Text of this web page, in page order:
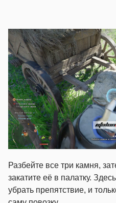
Разбейте все три камня,
закатите её в палатку.
убрать препятствие, и